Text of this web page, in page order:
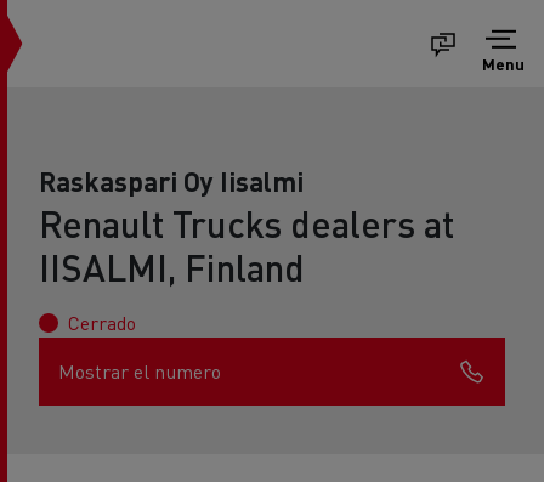
Menu
Raskaspari Oy Iisalmi
Renault Trucks dealers at
IISALMI, Finland
Cerrado
Mostrar el numero